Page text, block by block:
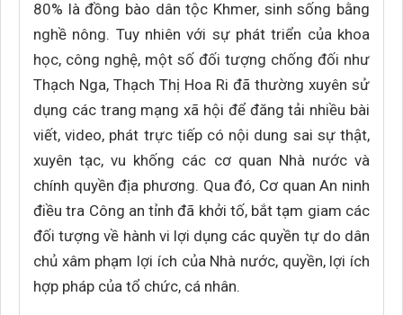
80% là đồng bào dân tộc Khmer, sinh sống bằng
nghề nông. Tuy nhiên với sự phát triển của khoa
học, công nghệ, một số đối tượng chống đối như
Thạch Nga, Thạch Thị Hoa Ri đã thường xuyên sử
dụng các trang mạng xã hội để đăng tải nhiều bài
viết, video, phát trực tiếp có nội dung sai sự thật,
xuyên tạc, vu khống các cơ quan Nhà nước và
chính quyền địa phương. Qua đó, Cơ quan An ninh
điều tra Công an tỉnh đã khởi tố, bắt tạm giam các
đối tượng về hành vi lợi dụng các quyền tự do dân
chủ xâm phạm lợi ích của Nhà nước, quyền, lợi ích
hợp pháp của tổ chức, cá nhân.